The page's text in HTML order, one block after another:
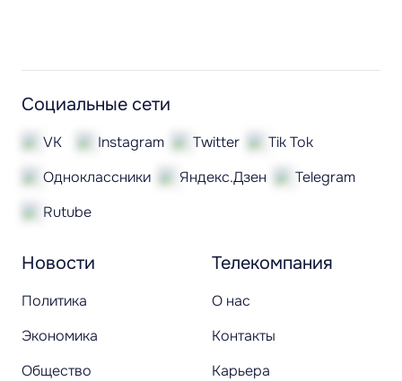
Новости
Политика
Экономика
Общество
Телекомпания
О нас
Контакты
Карьера
Социальные сети
VK Instagram Twitter
Tik Tok
Одноклассники
Яндекс.Дзен
Telegram
Rutube